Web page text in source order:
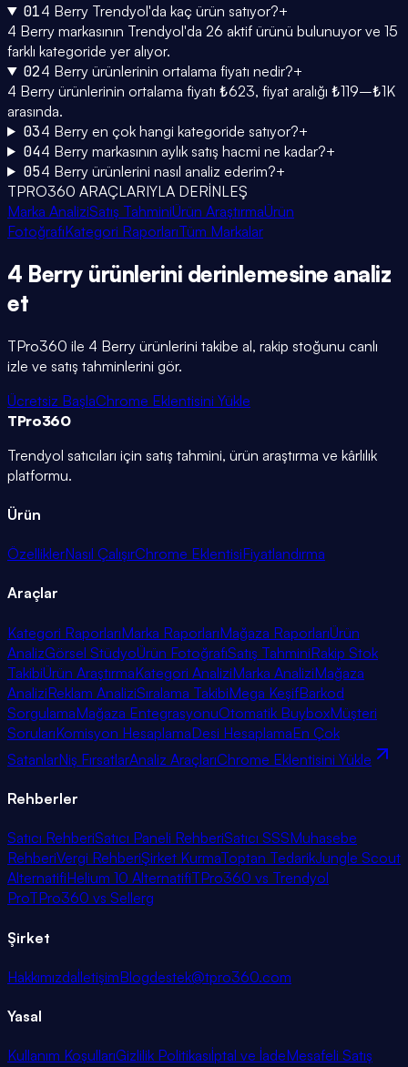
014 Berry Trendyol'da kaç ürün satıyor?+
4 Berry markasının Trendyol'da 26 aktif ürünü bulunuyor ve 15
farklı kategoride yer alıyor.
024 Berry ürünlerinin ortalama fiyatı nedir?+
4 Berry ürünlerinin ortalama fiyatı ₺623, fiyat aralığı ₺119–₺1K
arasında.
034 Berry en çok hangi kategoride satıyor?+
044 Berry markasının aylık satış hacmi ne kadar?+
054 Berry ürünlerini nasıl analiz ederim?+
TPRO360 ARAÇLARIYLA DERİNLEŞ
Marka AnaliziSatış TahminiÜrün AraştırmaÜrün
FotoğrafıKategori RaporlarıTüm Markalar
4 Berry ürünlerini derinlemesine analiz
et
TPro360 ile 4 Berry ürünlerini takibe al, rakip stoğunu canlı
izle ve satış tahminlerini gör.
Ücretsiz BaşlaChrome Eklentisini Yükle
TPro360
Trendyol satıcıları için satış tahmini, ürün araştırma ve kârlılık
platformu.
Ürün
ÖzelliklerNasıl ÇalışırChrome EklentisiFiyatlandırma
Araçlar
Kategori RaporlarıMarka RaporlarıMağaza RaporlarıÜrün
AnalizGörsel StüdyoÜrün FotoğrafıSatış TahminiRakip Stok
TakibiÜrün AraştırmaKategori AnaliziMarka AnaliziMağaza
AnaliziReklam AnaliziSıralama TakibiMega KeşifBarkod
SorgulamaMağaza EntegrasyonuOtomatik BuyboxMüşteri
SorularıKomisyon HesaplamaDesi HesaplamaEn Çok
SatanlarNiş FırsatlarAnaliz AraçlarıChrome Eklentisini Yükle
Rehberler
Satıcı RehberiSatıcı Paneli RehberiSatıcı SSSMuhasebe
RehberiVergi RehberiŞirket KurmaToptan TedarikJungle Scout
AlternatifiHelium 10 AlternatifiTPro360 vs Trendyol
ProTPro360 vs Sellerg
Şirket
HakkımızdaİletişimBlogdestek@tpro360.com
Yasal
Kullanım KoşullarıGizlilik Politikasıİptal ve İadeMesafeli Satış